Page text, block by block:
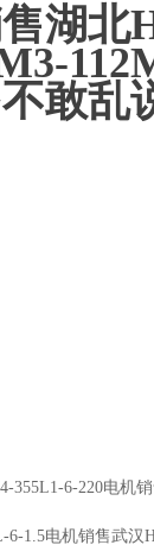
355L1-6-220电机
6-1.5电机销售武汉
湖北
敢乱